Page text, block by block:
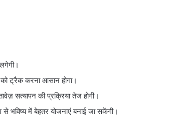
को ट्रैक करना आसान होगा।
सत्यापन की प्रक्रिया तेज होगी।
भविष्य में बेहतर योजनाएं बनाई जा सकेंगी।